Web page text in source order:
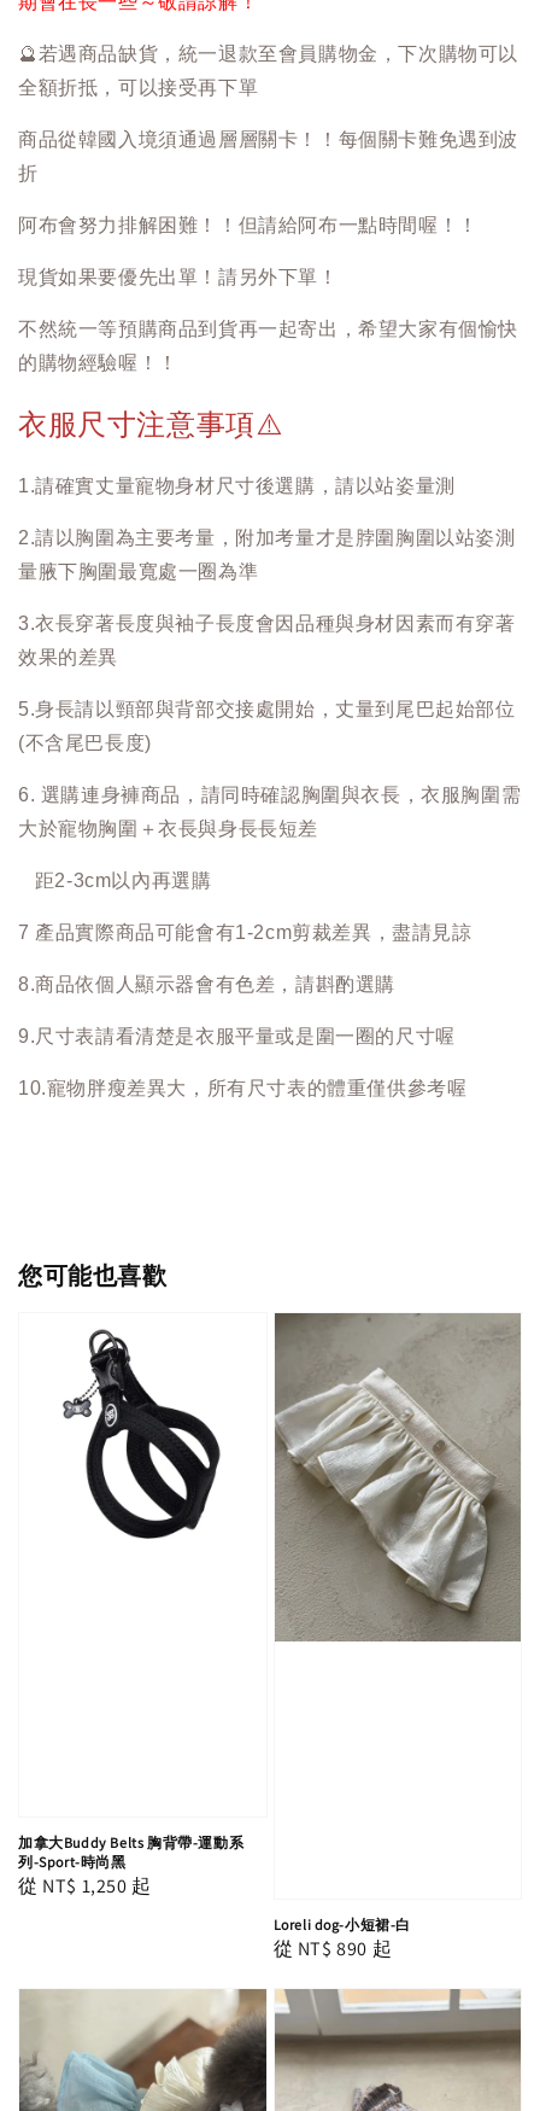
🔮 若遇商品缺貨，統一退款至會員購物金，下次購物可以
全額折抵，可以接受再下單
商品從韓國入境須通過層層關卡！！每個關卡難免遇到波
折
阿布會努力排解困難！！但請給阿布一點時間喔！！
現貨如果要優先出單！請另外下單！
不然統一等預購商品到貨再一起寄出，希望大家有個愉快
的購物經驗喔！！
衣服尺寸注意事項⚠️
1.請確實丈量寵物身材尺寸後選購，請以站姿量測
2.請以胸圍為主要考量，附加考量才是脖圍胸圍以站姿測
量腋下胸圍最寬處一圈為準
3.衣長穿著長度與袖子長度會因品種與身材因素而有穿著
效果的差異
5.身長請以頸部與背部交接處開始，丈量到尾巴起始部位
(不含尾巴長度)
6. 選購連身褲商品，請同時確認胸圍與衣長，衣服胸圍需
大於寵物胸圍＋衣長與身長長短差
距2-3cm以內再選購
7 產品實際商品可能會有1-2cm剪裁差異，盡請見諒
8.商品依個人顯示器會有色差，請斟酌選購
9.尺寸表請看清楚是衣服平量或是圍一圈的尺寸喔
10.寵物胖瘦差異大，所有尺寸表的體重僅供參考喔
您可能也喜歡
加拿大Buddy Belts 胸背帶-運動系
列-Sport-時尚黑
Regular
從 NT$ 1,250 起
Loreli dog-小短裙-白
Regular
從 NT$ 890 起